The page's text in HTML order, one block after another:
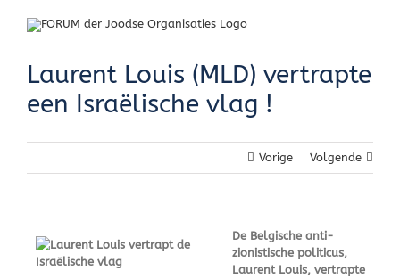
Laurent Louis (MLD) vertrapte
een Israëlische vlag !
Vorige Volgende
De Belgische anti-
zionistische politicus,
Laurent Louis, vertrapte